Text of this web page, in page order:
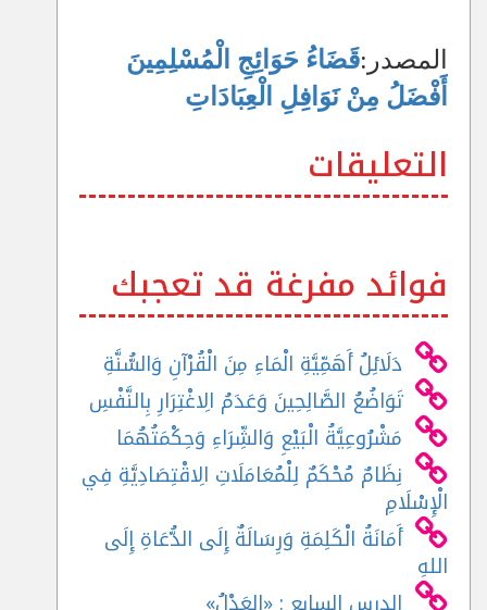
المصدر:قَضَاءُ حَوَائِجِ الْمُسْلِمِينَ
أَفْضَلُ مِنْ نَوَافِلِ الْعِبَادَاتِ
التعليقات
فوائد مفرغة قد تعجبك
دَلَائِلُ أَهَمِّيَّةِ الْمَاءِ مِنَ الْقُرْآنِ وَالسُّنَّةِ
تَوَاضُعُ الصَّالِحِينَ وَعَدَمُ الِاغْتِرَارِ بِالنَّفْسِ
مَشْرُوعِيَّةُ الْبَيْعِ وَالشِّرَاءِ وَحِكْمَتُهُمَا
نِظَامٌ مُحْكَمٌ لِلْمُعَامَلَاتِ الِاقْتِصَادِيَّةِ فِي
الْإِسْلَامِ
أَمَانَةُ الْكَلِمَةِ وَرِسَالَةٌ إِلَى الدُّعَاةِ إِلَى
اللهِ